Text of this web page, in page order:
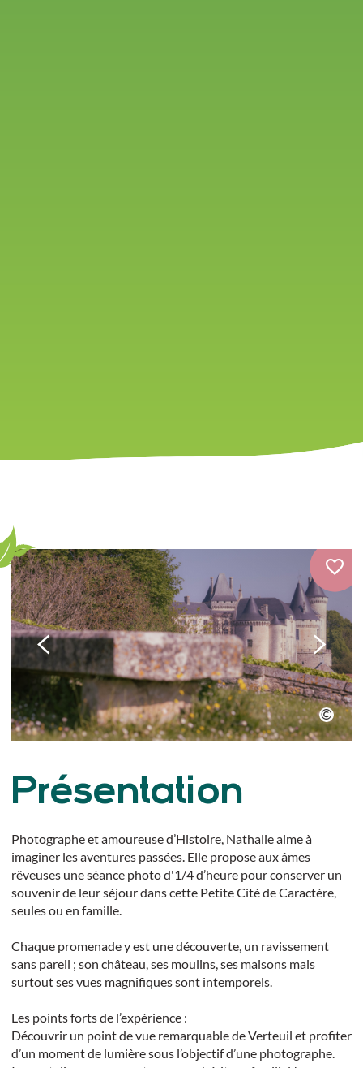
Présentation
Photographe et amoureuse d’Histoire, Nathalie aime à
imaginer les aventures passées. Elle propose aux âmes
rêveuses une séance photo d'1/4 d’heure pour conserver un
souvenir de leur séjour dans cette Petite Cité de Caractère,
seules ou en famille.
Chaque promenade y est une découverte, un ravissement
sans pareil ; son château, ses moulins, ses maisons mais
surtout ses vues magnifiques sont intemporels.
Les points forts de l’expérience :
Découvrir un point de vue remarquable de Verteuil et profiter
d’un moment de lumière sous l’objectif d’une photographe.